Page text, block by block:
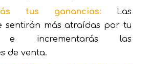
tus ganancias: Las
sentirán más atraídas por tu
e incrementarás las
de venta.